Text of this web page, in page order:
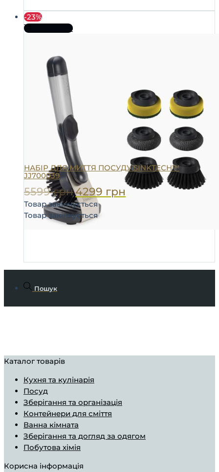
-23%
Про товар
НАБІР ДЛЯ МИТТЯ ПОСУДУ SINKTECH™
JJ700039
5599грн4299 грн
Товар закінчується
Товар закінчується
Пошук
Каталог товарів
Кухня та кулінарія
Посуд
Зберігання та організація
Контейнери для сміття
Ванна кімната
Зберігання та догляд за одягом
Побутова хімія
Корисна інформація